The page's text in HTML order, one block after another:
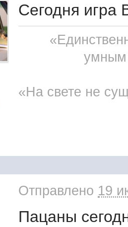
Сегодня игра
умным
«На свете не
Отправлено 19
Пацаны